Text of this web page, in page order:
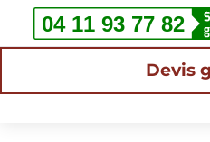
Devis